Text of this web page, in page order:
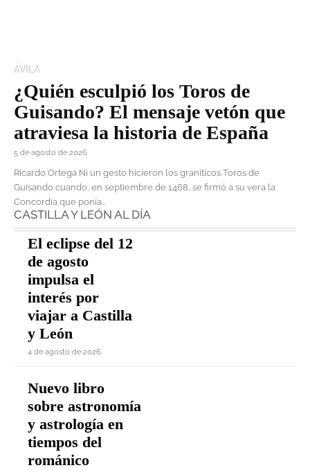
ÁVILA
¿Quién esculpió los Toros de
Guisando? El mensaje vetón que
atraviesa la historia de España
5 de agosto de 2026
Ricardo Ortega Ni un gesto hicieron los graníticos Toros de
Guisando cuando, en septiembre de 1468, se firmó a su vera la
Concordia que ponía...
CASTILLA Y LEÓN AL DÍA
El eclipse del 12
de agosto
impulsa el
interés por
viajar a Castilla
y León
4 de agosto de 2026
Nuevo libro
sobre astronomía
y astrología en
tiempos del
románico